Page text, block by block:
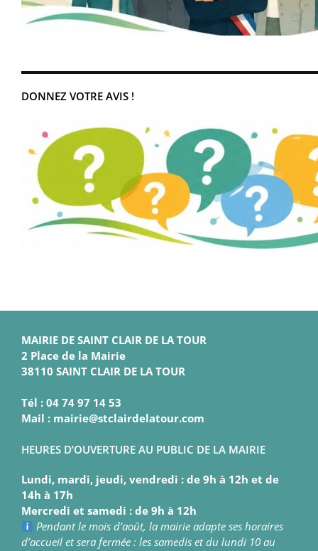
DONNEZ VOTRE AVIS !
MAIRIE DE SAINT CLAIR DE LA TOUR
2 Place de la Mairie
38110 SAINT CLAIR DE LA TOUR
Tél : 04 74 97 14 53
Mail : mairie@stclairdelatour.com
HEURES D’OUVERTURE AU PUBLIC DE LA MAIRIE
Lundi, mardi, jeudi, vendredi : de 9h à 12h et de
14h à 17h
Mercredi et samedi : de 9h à 12h
Pendant le mois d’août, la mairie adapte ses horaires
d’accueil et sera fermée : les samedis et du lundi 10 au